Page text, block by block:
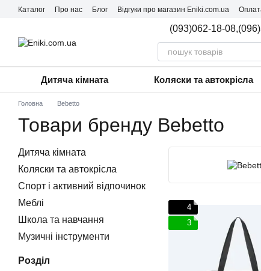
Перейти до основного контенту
Каталог Про нас Блог Відгуки про магазин Eniki.com.ua
(093)062-18-08,
Дитяча кімната Коляски та автокрісла
Головна Bebetto
Товари бренду Bebetto
4
3
Дитяча кімната
Коляски та автокрісла
Спорт і активний відпочинок
Меблі
Школа та навчання
Музичні інструменти
Розділ